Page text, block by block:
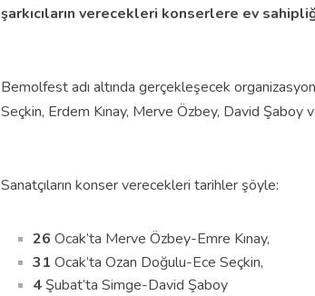
şarkıcıların verecekleri konserlere ev
Bemolfest adı altında gerçekleşecek
Seçkin, Erdem Kınay, Merve Özbey, David
Sanatçıların konser verecekleri tarihler şöyle:
26 Ocak’ta Merve Özbey-Emre Kınay,
31 Ocak’ta Ozan Doğulu-Ece Seçkin,
4 Şubat’ta Simge-David Şaboy